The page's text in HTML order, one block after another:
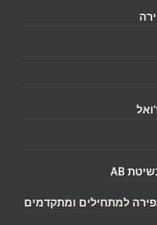
למתחילים ומתקדמים